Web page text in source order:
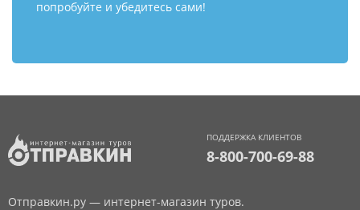
попробуйте и убедитесь сами!
ПОДДЕРЖКА КЛИЕНТОВ
8-800-700-69-88
Отправкин.ру — интернет-магазин туров.